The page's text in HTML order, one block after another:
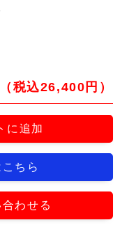
税込26,400円）
に追加
ちら
わせる